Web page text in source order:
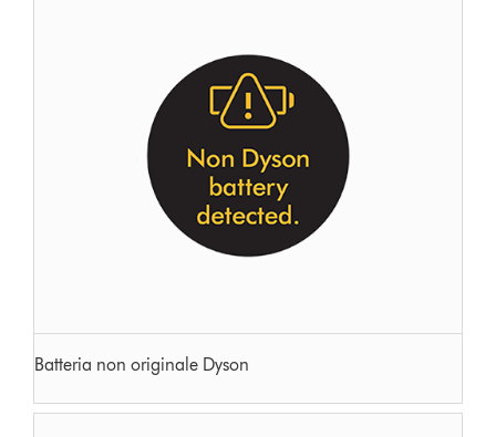
Batteria non originale Dyson